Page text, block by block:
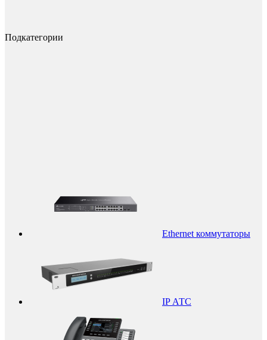
Подкатегории
Ethernet коммутаторы
IP АТС